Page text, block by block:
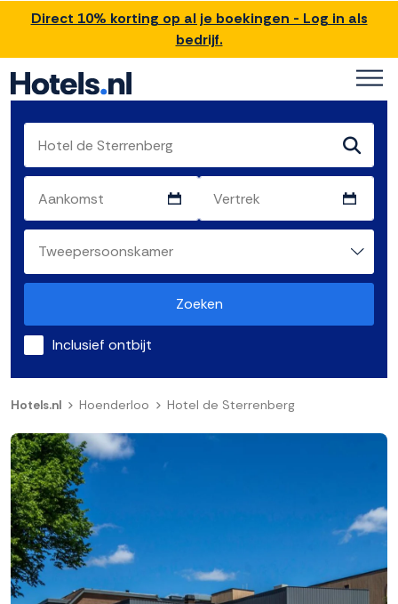
Direct 10% korting op al je boekingen - Log in als
bedrijf.
Zoeken
Inclusief ontbijt
Hotels.nl Hoenderloo Hotel de Sterrenberg